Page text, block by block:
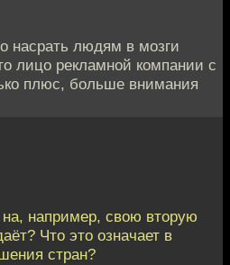
насрать людям в мозги
лицо рекламной компании с
плюс, больше внимания
например, свою вторую
Что это означает в
стран?